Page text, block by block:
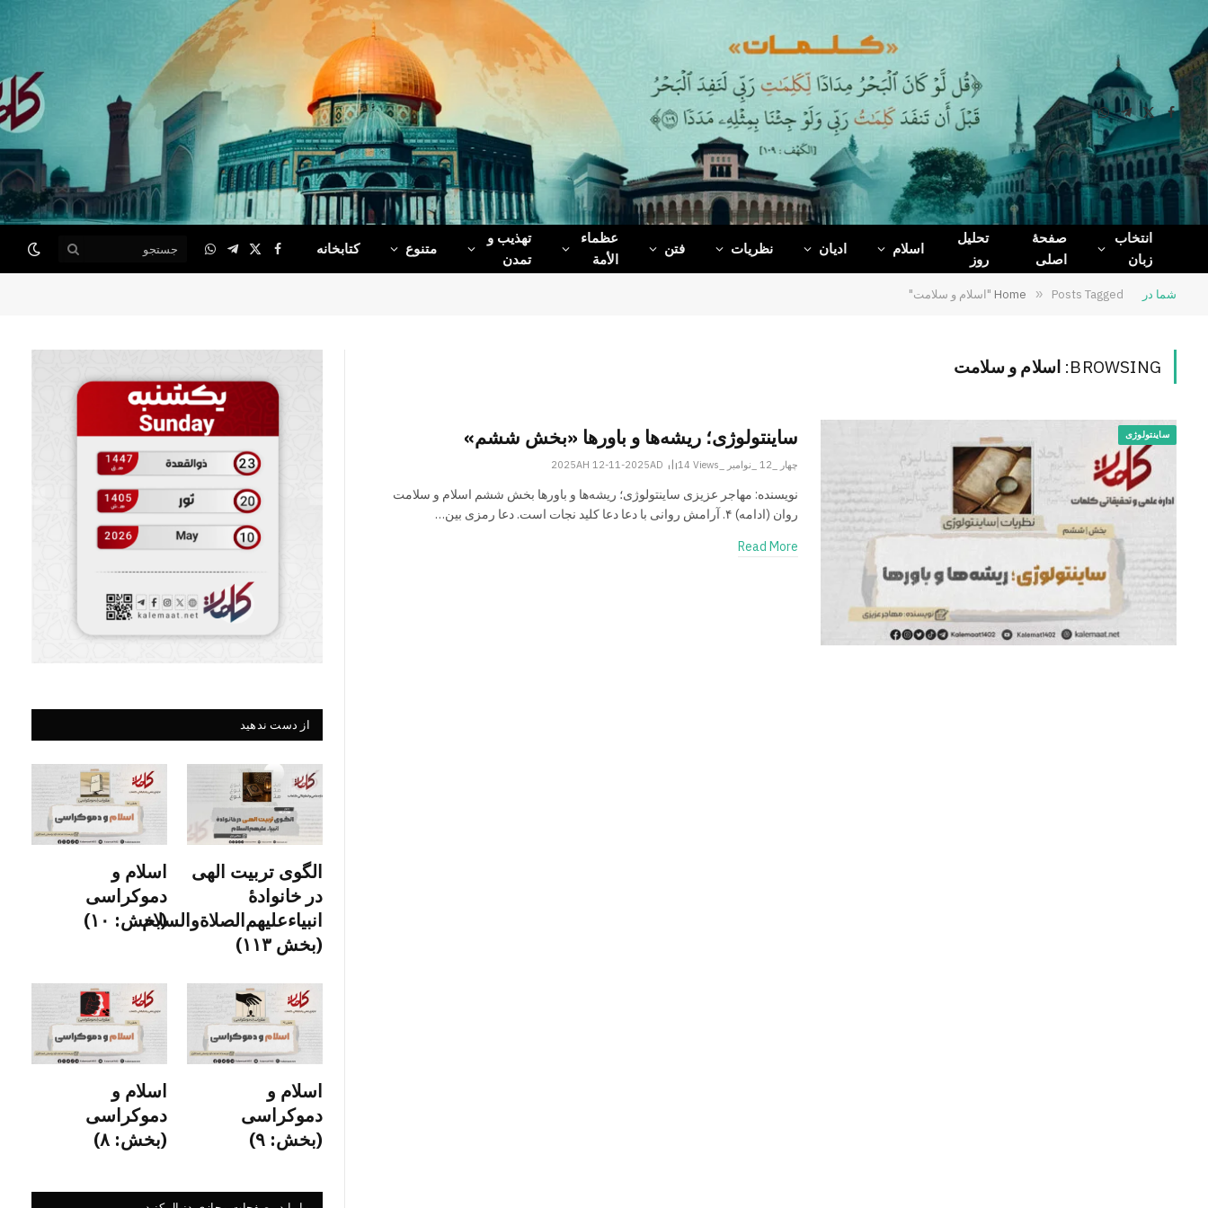
Facebook
X
(Twitter)
Telegram
WhatsApp
انتخاب
زبان
صفحۀ
اصلی
تحلیل
روز
اسلام ادیان نظریات فتن
عظماء‌
الأمة
تهذیب و
تمدن
متنوع کتابخانه Facebook
X
(Twitter)
Telegram
WhatsApp
شما در Home » Posts Tagged "اسلام و سلامت"
BROWSING: اسلام و سلامت
ساینتولوژی ساینتولوژی؛ ریشه‌ها و باورها «بخش ششم»
چهار _12 _نوامبر _2025AH 12-11-2025AD 14Views
نویسنده: مهاجر عزیزی ساینتولوژی؛ ریشه‌ها و باورها بخش ششم اسلام و سلامت
روان (ادامه) ۴. آرامش روانی با دعا دعا کلید نجات است. دعا رمزی بین…
Read More
از دست ندهید
الگوی تربیت الهی
در خانوادۀ
انبیاءعلیهم‌الصلاةو‌السلام
(بخش ۱۱۳)
اسلام و
دموکراسی
(بخش: ۱۰)
اسلام و
دموکراسی
(بخش: ۹)
اسلام و
دموکراسی
(بخش: ۸)